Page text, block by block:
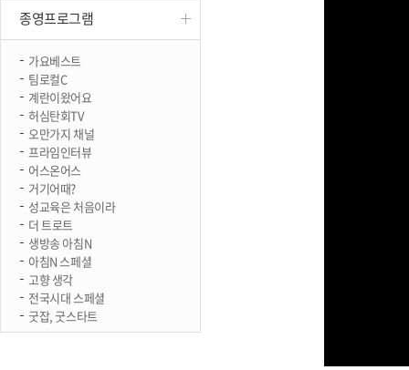
종영프로그램
가요베스트
팀로컬C
계란이왔어요
허심탄회TV
오만가지 채널
프라임인터뷰
어스온어스
거기어때?
성교육은 처음이라
더 트로트
생방송 아침N
아침N 스페셜
고향 생각
전국시대 스페셜
굿잡, 굿스타트